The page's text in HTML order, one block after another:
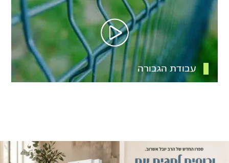
עבודת הגבורה